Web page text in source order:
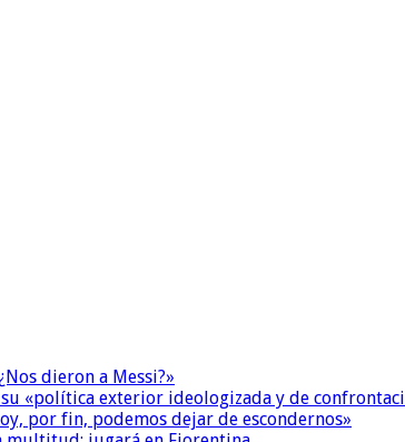
dieron a Messi?»
«política exterior ideologizada y de
por fin, podemos dejar de escondernos»